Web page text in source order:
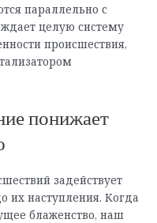
параллельно с
целую систему
происшествия,
понижает
задействует
их наступления. Когда
блаженство, наш